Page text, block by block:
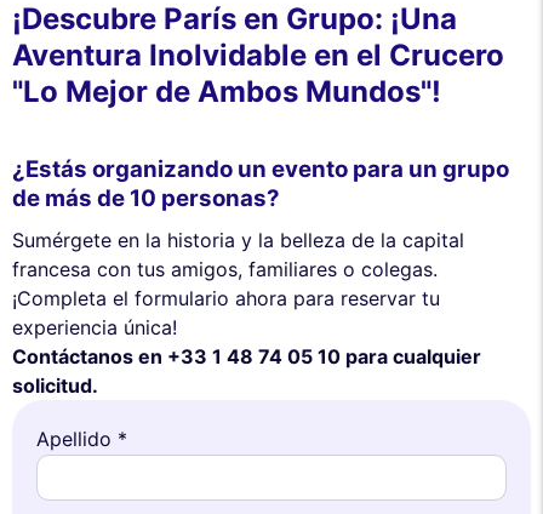
¡Descubre París en Grupo: ¡Una
Aventura Inolvidable en el Crucero
"Lo Mejor de Ambos Mundos"!
¿Estás organizando un evento para un grupo
de más de 10 personas?
Sumérgete en la historia y la belleza de la capital
francesa con tus amigos, familiares o colegas.
¡Completa el formulario ahora para reservar tu
experiencia única!
Contáctanos en +33 1 48 74 05 10 para cualquier
solicitud.
Apellido *